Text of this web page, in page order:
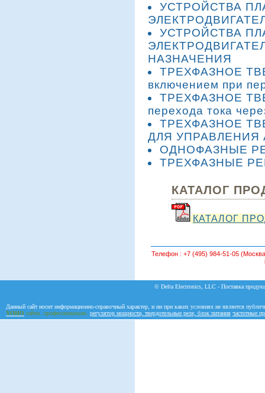
УСТРОЙСТВА
УСТРОЙСТВА
НАЗНАЧЕНИЯ
ТРЕХФАЗНОЕ
включением при
ТРЕХФАЗНОЕ
перехода тока
ТРЕХФАЗНОЕ
ДЛЯ
ОДНОФАЗНЫЕ
ТРЕХФАЗНЫЕ
КАТАЛОГ
КАТАЛОГ
Телефон :+7 (495) 984-51-05
© Delta Electronics, LLC - Поставка
Данный сайт носит информационно-справочный характер, и ни при каких условиях не является
YOHO сайты. профессионально. регулятор мощности, твердотельные реле, блок питания частотные